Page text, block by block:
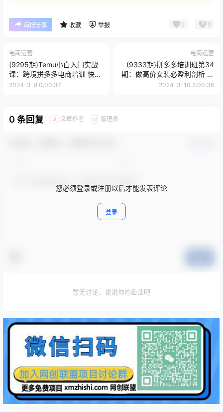
海报分享 收藏 举报 0 0
电商运营
(9295期)Temu小白入门实战
课：跨境拼多多电商培训 快速
跑通从入驻到出单全流程-12节
2024-3-8 0:00:37
电商运营
(9333期)拼多多培训班第34
期：做高价女装必盈利剖析 选
品/测款/运营/推广/拓展
2024-3-10 2:00:36
0 条回复 A 文章作者 M 管理员
您必须登录或注册以后才能发表评论
登录
暂无讨论，说说你的看法吧